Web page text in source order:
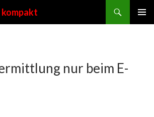
nur beim E-